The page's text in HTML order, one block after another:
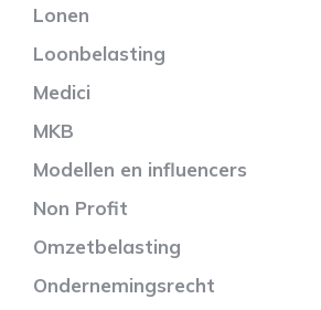
Lonen
Loonbelasting
Medici
MKB
Modellen en influencers
Non Profit
Omzetbelasting
Ondernemingsrecht